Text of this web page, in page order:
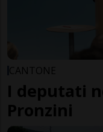
CANTONE
I deputati
Pronzini